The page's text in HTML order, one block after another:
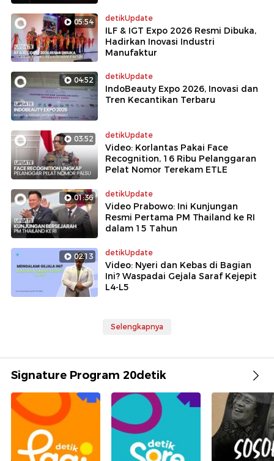
05:54 detikUpdate
ILF & IGT Expo 2026 Resmi Dibuka,
Hadirkan Inovasi Industri
Manufaktur
04:52 detikUpdate
IndoBeauty Expo 2026, Inovasi dan
Tren Kecantikan Terbaru
03:52 detikUpdate
Video: Korlantas Pakai Face
Recognition, 16 Ribu Pelanggaran
Pelat Nomor Terekam ETLE
01:36 detikUpdate
Video Prabowo: Ini Kunjungan
Resmi Pertama PM Thailand ke RI
dalam 15 Tahun
02:13 detikUpdate
Video: Nyeri dan Kebas di Bagian
Ini? Waspadai Gejala Saraf Kejepit
L4-L5
Selengkapnya
Signature Program 20detik